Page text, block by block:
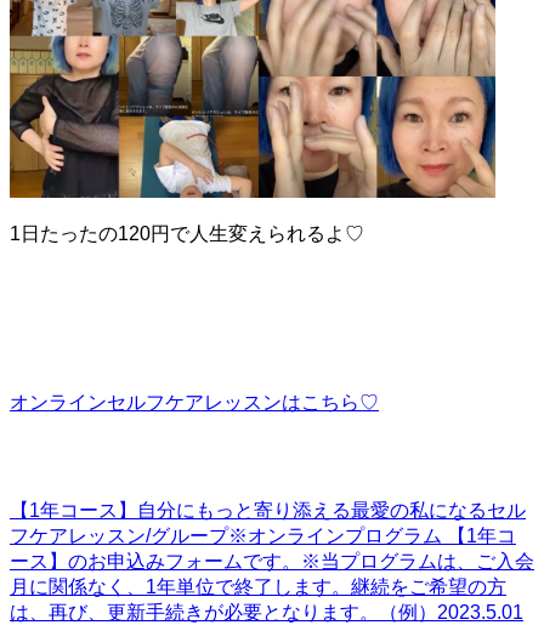
1日たったの120円で人生変えられるよ♡
オンラインセルフケアレッスンはこちら♡
【1年コース】自分にもっと寄り添える最愛の私になるセル
フケアレッスン/グループ※オンラインプログラム 【1年コ
ース】のお申込みフォームです。※当プログラムは、ご入会
月に関係なく、1年単位で終了します。継続をご希望の方
は、再び、更新手続きが必要となります。（例）2023.5.01